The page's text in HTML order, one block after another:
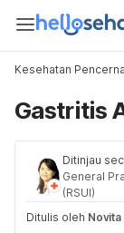
Kesehatan
Gastritis
Ditinjau
General
(RSUI)
Ditulis oleh